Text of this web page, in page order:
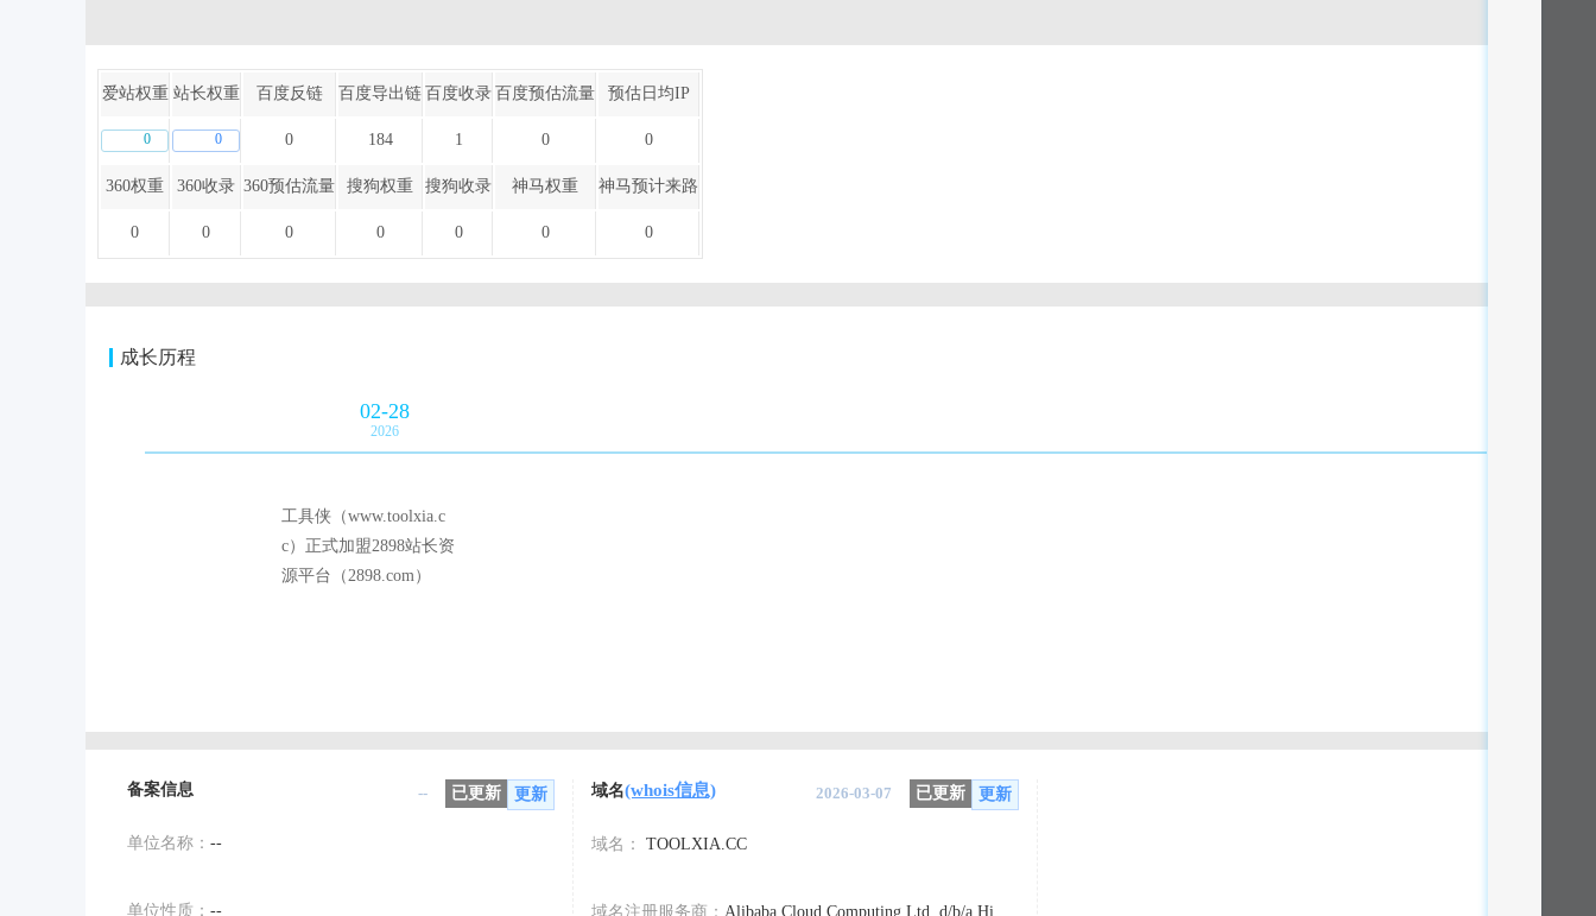
爱站权重 站长权重 百度反链 百度导出链 百度收录 百度预估流量 预估日均IP
0 0 0 184 1 0 0
360权重 360收录 360预估流量 搜狗权重 搜狗收录 神马权重 神马预计来路
0 0 0 0 0 0 0
成长历程
02-28
2026
工具侠（www.toolxia.c
c）正式加盟2898站长资
源平台（2898.com）
备案信息 更新
已更新
--
单位名称： --
单位性质： --
域名(whois信息) 更新
已更新
2026-03-07
域名： TOOLXIA.CC
域名注册服务商：